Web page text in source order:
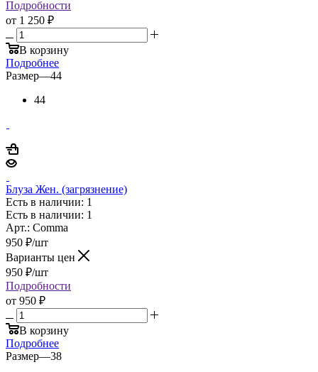
Подробности
от 1 250 ₽
В корзину
Подробнее
Размер—44
44
Блуза Жен. (загрязнение)
Есть в наличии: 1
Есть в наличии: 1
Арт.: Comma
950 ₽/шт
Варианты цен
950 ₽/шт
Подробности
от 950 ₽
В корзину
Подробнее
Размер—38